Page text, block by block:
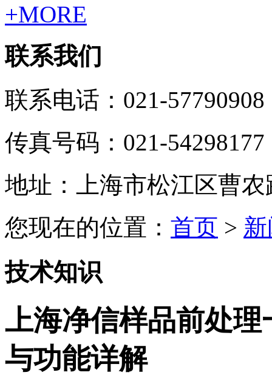
+MORE
联系我们
联系电话：021-57790908
传真号码：021-54298177
地址：上海市松江区曹农
您现在的位置： 首页 >
技术知识
上海净信样品前处
与功能详解